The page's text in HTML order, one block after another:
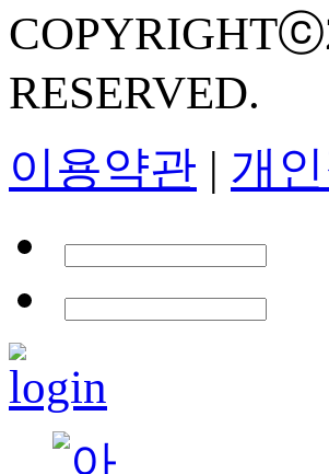
RESERVED.
이용약관 | 개